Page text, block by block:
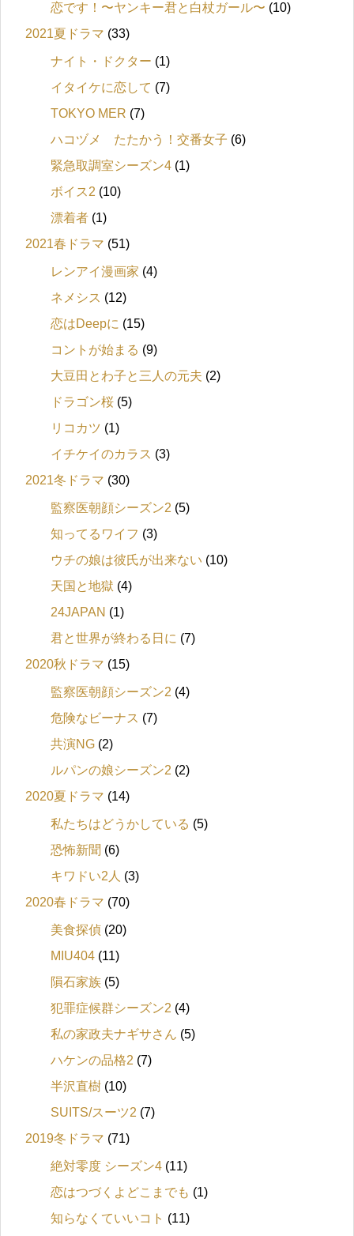
恋です！〜ヤンキー君と白杖ガール〜 (10)
2021夏ドラマ (33)
ナイト・ドクター (1)
イタイケに恋して (7)
TOKYO MER (7)
ハコヅメ たたかう！交番女子 (6)
緊急取調室シーズン4 (1)
ボイス2 (10)
漂着者 (1)
2021春ドラマ (51)
レンアイ漫画家 (4)
ネメシス (12)
恋はDeepに (15)
コントが始まる (9)
大豆田とわ子と三人の元夫 (2)
ドラゴン桜 (5)
リコカツ (1)
イチケイのカラス (3)
2021冬ドラマ (30)
監察医朝顔シーズン2 (5)
知ってるワイフ (3)
ウチの娘は彼氏が出来ない (10)
天国と地獄 (4)
24JAPAN (1)
君と世界が終わる日に (7)
2020秋ドラマ (15)
監察医朝顔シーズン2 (4)
危険なビーナス (7)
共演NG (2)
ルパンの娘シーズン2 (2)
2020夏ドラマ (14)
私たちはどうかしている (5)
恐怖新聞 (6)
キワドい2人 (3)
2020春ドラマ (70)
美食探偵 (20)
MIU404 (11)
隕石家族 (5)
犯罪症候群シーズン2 (4)
私の家政夫ナギサさん (5)
ハケンの品格2 (7)
半沢直樹 (10)
SUITS/スーツ2 (7)
2019冬ドラマ (71)
絶対零度 シーズン4 (11)
恋はつづくよどこまでも (1)
知らなくていいコト (11)